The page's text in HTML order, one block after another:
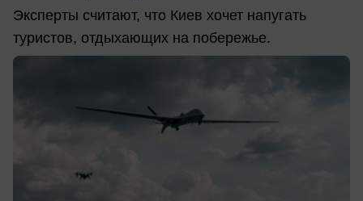
Эксперты считают, что Киев хочет напугать
туристов, отдыхающих на побережье.